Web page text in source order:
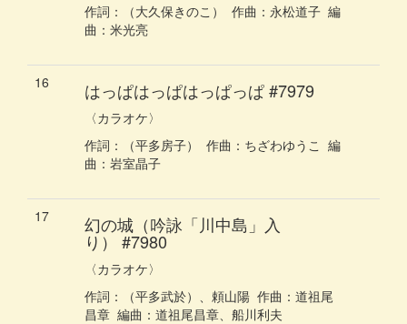
作詞：
（大久保きのこ） 作曲： 永松道子 編
曲： 米光亮
16 はっぱはっぱはっぱっぱ#7979
〈カラオケ〉
作詞：
（平多房子） 作曲： ちざわゆうこ 編
曲： 岩室晶子
17 幻の城（吟詠「川中島」入
り） #7980
〈カラオケ〉
作詞：
（平多武於）、頼山陽 作曲： 道祖尾
昌章 編曲： 道祖尾昌章、船川利夫